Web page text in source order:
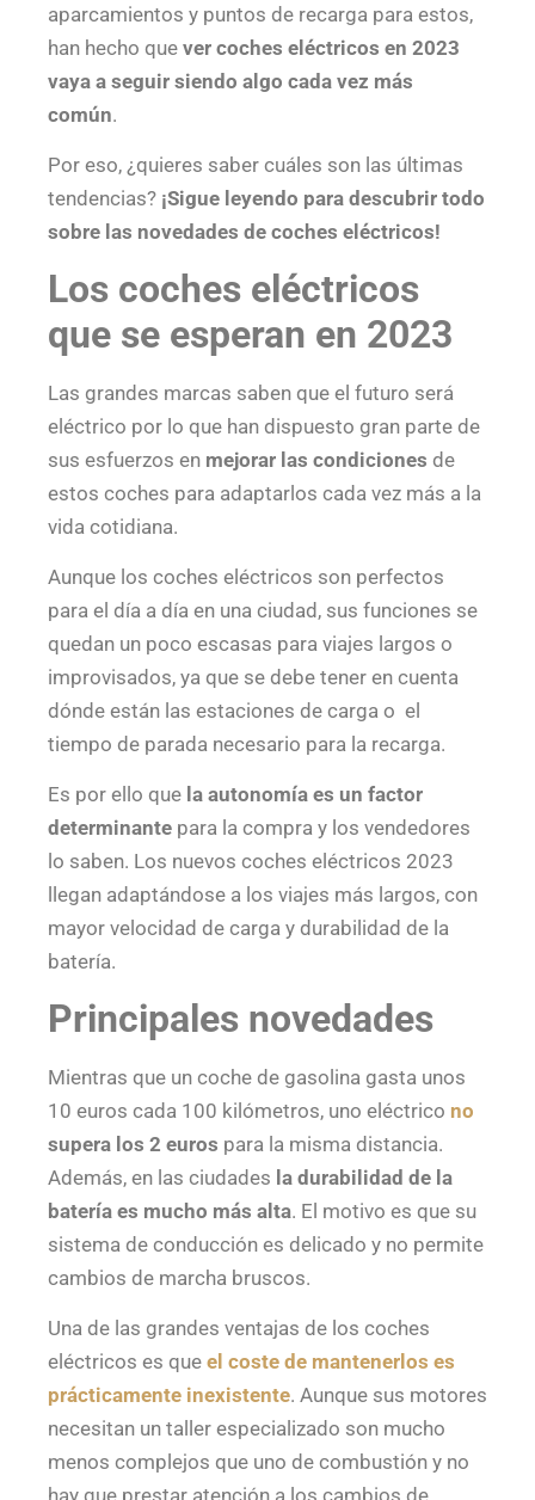
aparcamientos y puntos de recarga para estos,
han hecho que ver coches eléctricos en 2023
vaya a seguir siendo algo cada vez más
común.
Por eso, ¿quieres saber cuáles son las últimas
tendencias? ¡Sigue leyendo para descubrir todo
sobre las novedades de coches eléctricos!
Los coches eléctricos
que se esperan en 2023
Las grandes marcas saben que el futuro será
eléctrico por lo que han dispuesto gran parte de
sus esfuerzos en mejorar las condiciones de
estos coches para adaptarlos cada vez más a la
vida cotidiana.
Aunque los coches eléctricos son perfectos
para el día a día en una ciudad, sus funciones se
quedan un poco escasas para viajes largos o
improvisados, ya que se debe tener en cuenta
dónde están las estaciones de carga o el
tiempo de parada necesario para la recarga.
Es por ello que la autonomía es un factor
determinante para la compra y los vendedores
lo saben. Los nuevos coches eléctricos 2023
llegan adaptándose a los viajes más largos, con
mayor velocidad de carga y durabilidad de la
batería.
Principales novedades
Mientras que un coche de gasolina gasta unos
10 euros cada 100 kilómetros, uno eléctrico no
supera los 2 euros para la misma distancia.
Además, en las ciudades la durabilidad de la
batería es mucho más alta. El motivo es que su
sistema de conducción es delicado y no permite
cambios de marcha bruscos.
Una de las grandes ventajas de los coches
eléctricos es que el coste de mantenerlos es
prácticamente inexistente. Aunque sus motores
necesitan un taller especializado son mucho
menos complejos que uno de combustión y no